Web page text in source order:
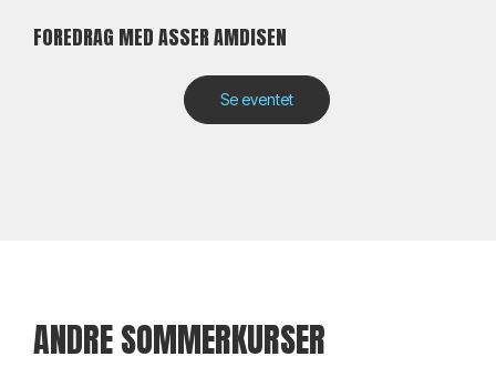
FOREDRAG MED ASSER AMDISEN
Se eventet
ANDRE SOMMERKURSER28 2026)